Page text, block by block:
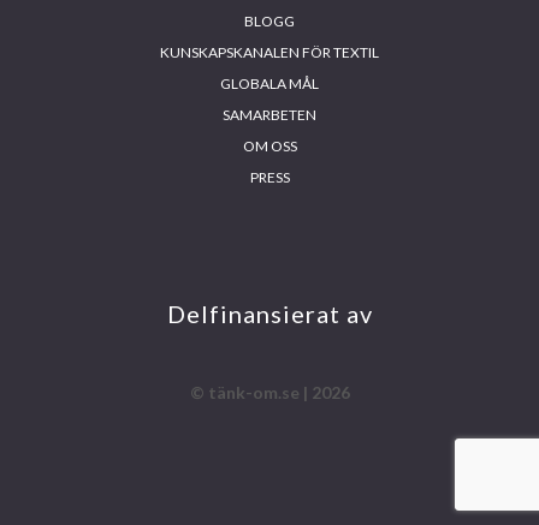
BLOGG
KUNSKAPSKANALEN FÖR TEXTIL
GLOBALA MÅL
SAMARBETEN
OM OSS
PRESS
Delfinansierat av
© tänk-om.se | 2026